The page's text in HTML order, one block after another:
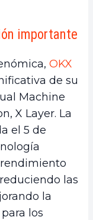
importante
OKX
de su
Machine
X Layer. La
el 5 de
las
la
los